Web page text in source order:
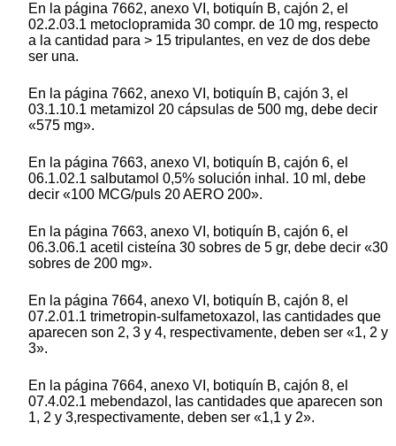
En la página 7662, anexo VI, botiquín B, cajón 2, el
02.2.03.1 metoclopramida 30 compr. de 10 mg, respecto
a la cantidad para > 15 tripulantes, en vez de dos debe
ser una.
En la página 7662, anexo VI, botiquín B, cajón 3, el
03.1.10.1 metamizol 20 cápsulas de 500 mg, debe decir
«575 mg».
En la página 7663, anexo VI, botiquín B, cajón 6, el
06.1.02.1 salbutamol 0,5% solución inhal. 10 ml, debe
decir «100 MCG/puls 20 AERO 200».
En la página 7663, anexo VI, botiquín B, cajón 6, el
06.3.06.1 acetil cisteína 30 sobres de 5 gr, debe decir «30
sobres de 200 mg».
En la página 7664, anexo VI, botiquín B, cajón 8, el
07.2.01.1 trimetropin-sulfametoxazol, las cantidades que
aparecen son 2, 3 y 4, respectivamente, deben ser «1, 2 y
3».
En la página 7664, anexo VI, botiquín B, cajón 8, el
07.4.02.1 mebendazol, las cantidades que aparecen son
1, 2 y 3,respectivamente, deben ser «1,1 y 2».